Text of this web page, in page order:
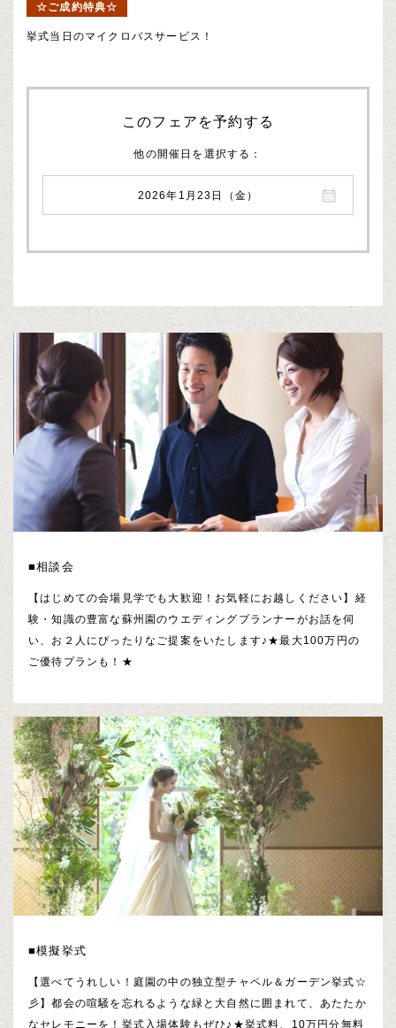
☆ご成約特典☆
挙式当日のマイクロバスサービス！
このフェアを予約する
他の開催日を選択する
2026年1月23日（金）
■相談会
【はじめての会場見学でも大歓迎！お気軽にお越しください】経
験・知識の豊富な蘇州園のウエディングプランナーがお話を伺
い、お２人にぴったりなご提案をいたします♪★最大100万円の
ご優待プランも！★
■模擬挙式
【選べてうれしい！庭園の中の独立型チャペル＆ガーデン挙式☆
彡】都会の喧騒を忘れるような緑と大自然に囲まれて、あたたか
なセレモニーを！挙式入場体験もぜひ♪★挙式料、10万円分無料